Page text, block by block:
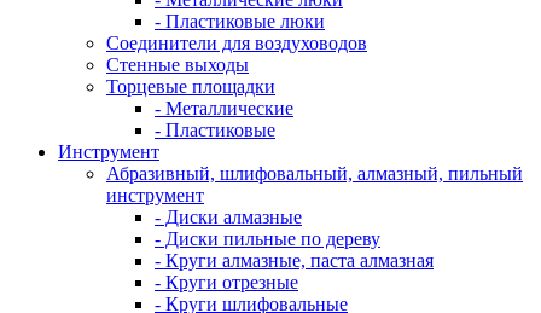
- Пластиковые люки
Соединители для воздуховодов
Стенные выходы
Торцевые площадки
- Металлические
- Пластиковые
Инструмент
Абразивный, шлифовальный, алмазный, пильный
инструмент
- Диски алмазные
- Диски пильные по дереву
- Круги алмазные, паста алмазная
- Круги отрезные
- Круги шлифовальные